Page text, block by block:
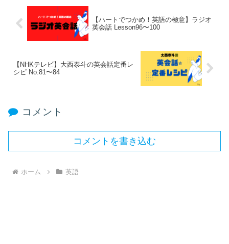
【ハートでつかめ！英語の極意】ラジオ
英会話 Lesson96〜100
【NHKテレビ】大西泰斗の英会話定番レ
シピ No.81〜84
コメント
コメントを書き込む
ホーム 英語